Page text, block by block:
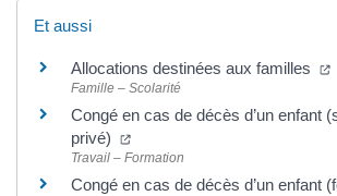
Et aussi
Allocations destinées aux familles
Famille – Scolarité
Congé en cas de décès d’un enfant
privé)
Travail – Formation
Congé en cas de décès d’un enfant